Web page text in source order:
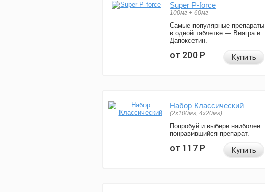
Super P-force
100мг + 60мг
Самые популярные препараты
в одной таблетке — Виагра и
Дапоксетин.
от 200Р Купить
Набор Классический
(2x100мг, 4x20мг)
Попробуй и выбери наиболее
понравившийся препарат.
от 117Р Купить